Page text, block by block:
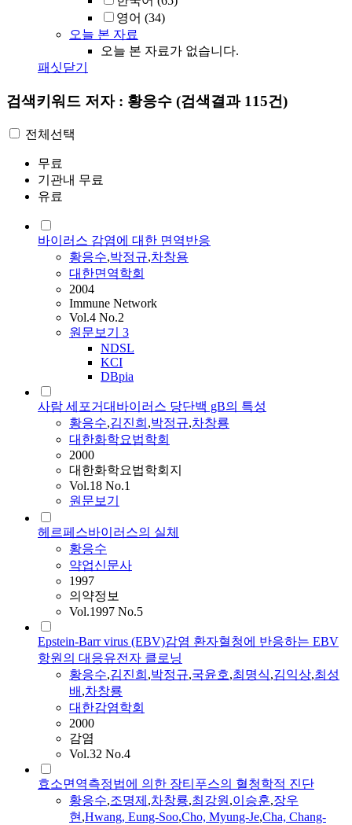
영어 (34)
오늘 본 자료
오늘 본 자료가 없습니다.
패싯닫기
검색키워드 저자 : 황응수 (검색결과 115건)
전체선택
무료
기관내 무료
유료
바이러스 감염에 대한 면역반응
황응수,박정규,차창용
대한면역학회
2004
Immune Network
Vol.4 No.2
원문보기 3
NDSL
KCI
DBpia
사람 세포거대바이러스 당단백 gB의 특성
황응수,김진희 ,박정규,차창룡
대한화학요법학회
2000
대한화학요법학회지
Vol.18 No.1
원문보기
헤르페스바이러스의 실체
황응수
약업신문사
1997
의약정보
Vol.1997 No.5
Epstein-Barr virus (EBV)감염 환자혈청에 반응하는 EBV
항원의 대응유전자 클로닝
황응수,김진희 ,박정규,국윤호,최명식,김익상,최성
배 ,차창룡
대한감염학회
2000
감염
Vol.32 No.4
효소면역측정법에 의한 장티푸스의 혈청학적 진단
황응수,조명제 ,차창룡,최강원,이승훈,장우
현,Hwang, Eung-Soo,Cho, Myung-Je,Cha, Chang-